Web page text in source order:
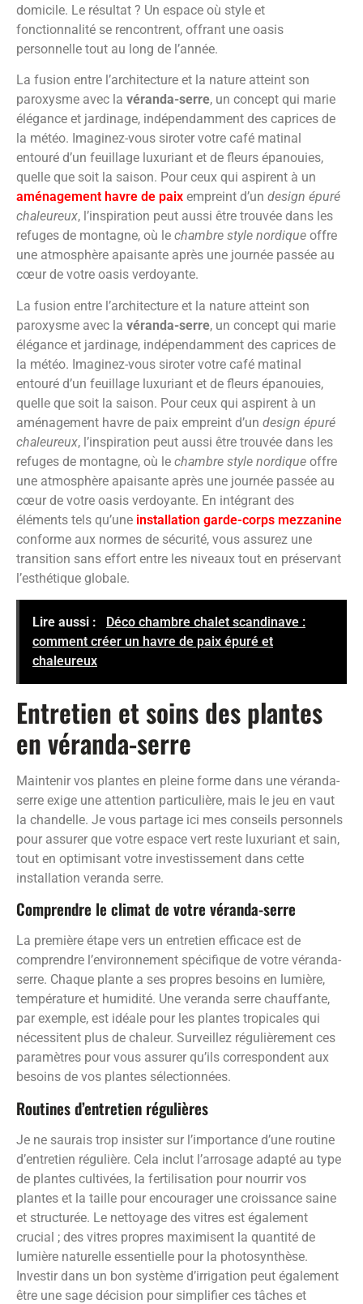
domicile. Le résultat ? Un espace où style et
fonctionnalité se rencontrent, offrant une oasis
personnelle tout au long de l’année.
La fusion entre l’architecture et la nature atteint son
paroxysme avec la véranda-serre, un concept qui marie
élégance et jardinage, indépendamment des caprices de
la météo. Imaginez-vous siroter votre café matinal
entouré d’un feuillage luxuriant et de fleurs épanouies,
quelle que soit la saison. Pour ceux qui aspirent à un
aménagement havre de paix empreint d’un design épuré
chaleureux, l’inspiration peut aussi être trouvée dans les
refuges de montagne, où le chambre style nordique offre
une atmosphère apaisante après une journée passée au
cœur de votre oasis verdoyante.
La fusion entre l’architecture et la nature atteint son
paroxysme avec la véranda-serre, un concept qui marie
élégance et jardinage, indépendamment des caprices de
la météo. Imaginez-vous siroter votre café matinal
entouré d’un feuillage luxuriant et de fleurs épanouies,
quelle que soit la saison. Pour ceux qui aspirent à un
aménagement havre de paix empreint d’un design épuré
chaleureux, l’inspiration peut aussi être trouvée dans les
refuges de montagne, où le chambre style nordique offre
une atmosphère apaisante après une journée passée au
cœur de votre oasis verdoyante. En intégrant des
éléments tels qu’une installation garde-corps mezzanine
conforme aux normes de sécurité, vous assurez une
transition sans effort entre les niveaux tout en préservant
l’esthétique globale.
Lire aussi :
Déco chambre chalet scandinave :
comment créer un havre de paix épuré et
chaleureux
Entretien et soins des plantes
en véranda-serre
Maintenir vos plantes en pleine forme dans une véranda-
serre exige une attention particulière, mais le jeu en vaut
la chandelle. Je vous partage ici mes conseils personnels
pour assurer que votre espace vert reste luxuriant et sain,
tout en optimisant votre investissement dans cette
installation veranda serre.
Comprendre le climat de votre véranda-serre
La première étape vers un entretien efficace est de
comprendre l’environnement spécifique de votre véranda-
serre. Chaque plante a ses propres besoins en lumière,
température et humidité. Une veranda serre chauffante,
par exemple, est idéale pour les plantes tropicales qui
nécessitent plus de chaleur. Surveillez régulièrement ces
paramètres pour vous assurer qu’ils correspondent aux
besoins de vos plantes sélectionnées.
Routines d’entretien régulières
Je ne saurais trop insister sur l’importance d’une routine
d’entretien régulière. Cela inclut l’arrosage adapté au type
de plantes cultivées, la fertilisation pour nourrir vos
plantes et la taille pour encourager une croissance saine
et structurée. Le nettoyage des vitres est également
crucial ; des vitres propres maximisent la quantité de
lumière naturelle essentielle pour la photosynthèse.
Investir dans un bon système d’irrigation peut également
être une sage décision pour simplifier ces tâches et